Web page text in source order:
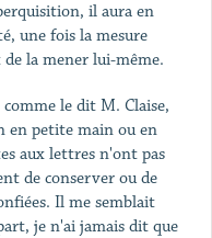
il aura en
une fois la mesure
la mener lui-même.
le dit M. Claise,
en petite main ou en
aux lettres n'ont pas
de conserver ou de
Il me semblait
je n'ai jamais dit que